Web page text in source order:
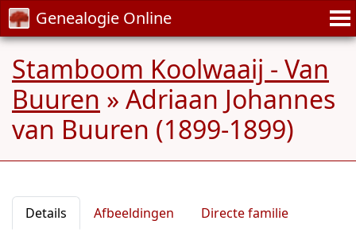
Genealogie Online
Stamboom Koolwaaij - Van
Buuren » Adriaan Johannes
van Buuren (1899-1899)
Details Afbeeldingen
Directe familie